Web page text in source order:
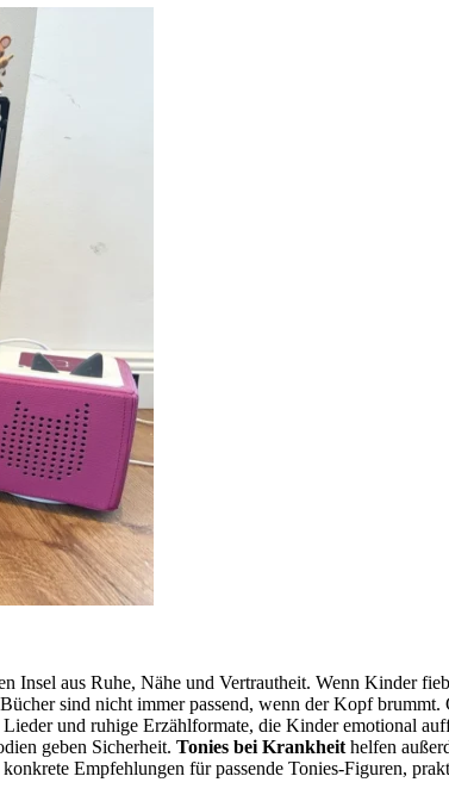
aus Ruhe, Nähe und Vertrautheit. Wenn Kinder
sind nicht immer passend, wenn der Kopf brummt.
und ruhige Erzählformate, die Kinder emotional
geben Sicherheit. Tonies bei Krankheit helfen
Empfehlungen für passende Tonies-Figuren,